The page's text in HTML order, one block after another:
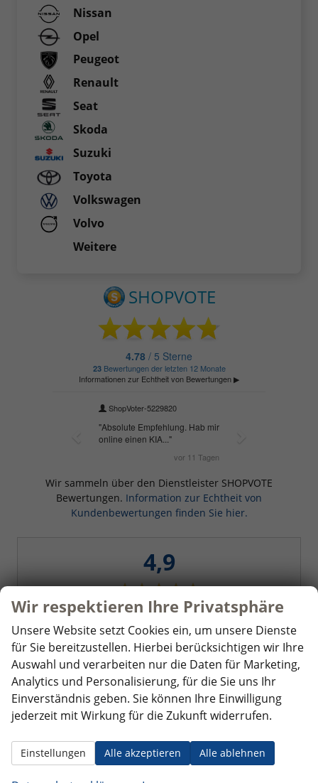
Nissan
Opel
Peugeot
Renault
Seat
Skoda
Suzuki
Toyota
Volkswagen
Volvo
Weitere
Wir sammeln über den Dienstleister SHOPVOTE
Bewertungen. Information zur Echtheit von
Kundenbewertungen finden Sie hier.
4,9
SEHR GUT
120 Bewertungen
Alle Bewertungen anzeigen >
Wir respektieren Ihre Privatsphäre
Unsere Website setzt Cookies ein, um unsere Dienste
für Sie bereitzustellen. Hierbei berücksichtigen wir Ihre
Auswahl und verarbeiten nur die Daten für Marketing,
Analytics und Personalisierung, für die Sie uns Ihr
Einverständnis geben. Sie können Ihre Einwilligung
jederzeit mit Wirkung für die Zukunft widerrufen.
Alle akzeptieren Alle ablehnen
Einstellungen